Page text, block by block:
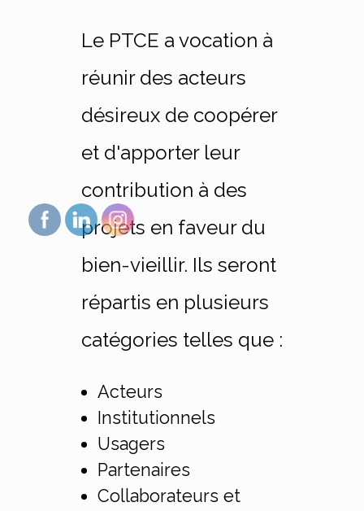
Le PTCE a vocation à
réunir des acteurs
désireux de coopérer
et d'apporter leur
contribution à des
projets en faveur du
bien-vieillir. Ils seront
répartis en plusieurs
catégories telles que :
Acteurs
Institutionnels
Usagers
Partenaires
Collaborateurs et